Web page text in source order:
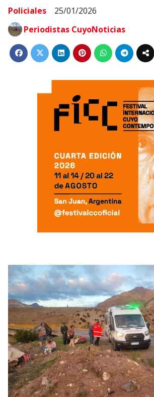
Policiales
25/01/2026
Periodistas CuyoNoticias